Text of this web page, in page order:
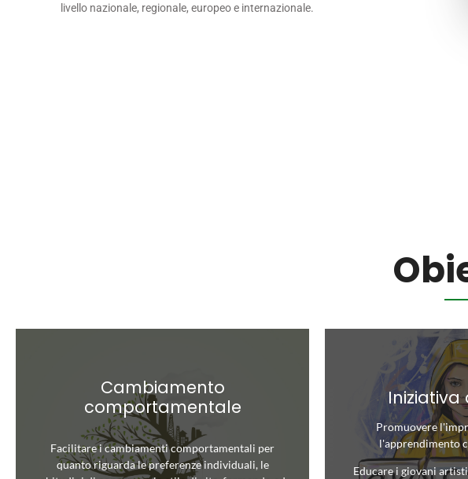
livello nazionale, regionale, europeo e internazionale.
Cambiamento
comportamentale
Facilitare i cambiamenti comportamentali per
quanto riguarda le preferenze individuali, le
Iniziativa
Promuovere
l'apprendimento
Educare i giovani